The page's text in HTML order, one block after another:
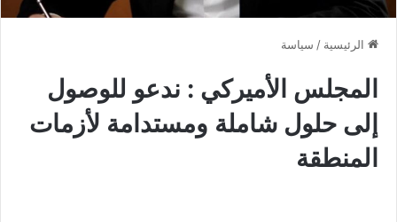
الرئيسية / سياسة
المجلس الأميركي : ندعو للوصول
إلى حلول شاملة ومستدامة لأزمات
المنطقة